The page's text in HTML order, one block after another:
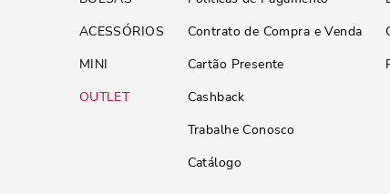
ACESSÓRIOS
MINI
OUTLET
Contrato de Compra e Venda
Cartão Presente
Cashback
Trabalhe Conosco
Catálogo